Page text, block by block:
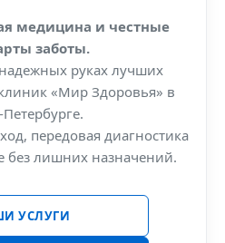
медицина и честные
заботы.
руках лучших
«Мир Здоровья» в
Петербурге.
передовая диагностика
без лишних назначений.
УСЛУГИ